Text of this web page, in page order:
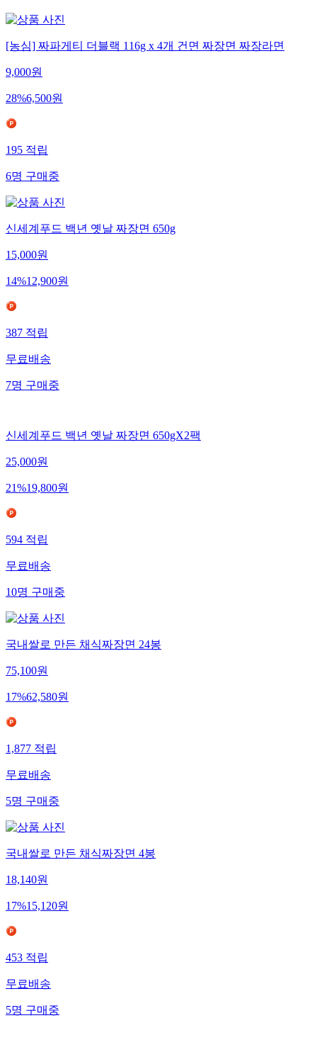
[농심] 짜파게티 더블랙 116g x 4개 건면 짜장면 짜장라면
9,000원
28%6,500원
195적립
6명구매중
신세계푸드 백년 옛날 짜장면 650g
15,000원
14%12,900원
387적립
무료배송
7명구매중
신세계푸드 백년 옛날 짜장면 650gX2팩
25,000원
21%19,800원
594적립
무료배송
10명구매중
국내쌀로 만든 채식짜장면 24봉
75,100원
17%62,580원
1,877적립
무료배송
5명구매중
국내쌀로 만든 채식짜장면 4봉
18,140원
17%15,120원
453적립
무료배송
5명구매중